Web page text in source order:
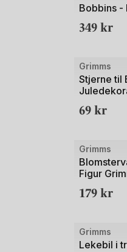
av
Bobbins -
349kr
Grimms
Stjerne til
69kr
Bilde
av
Grimms
Figur
179kr
Bilde
Grimms
Lekebil i